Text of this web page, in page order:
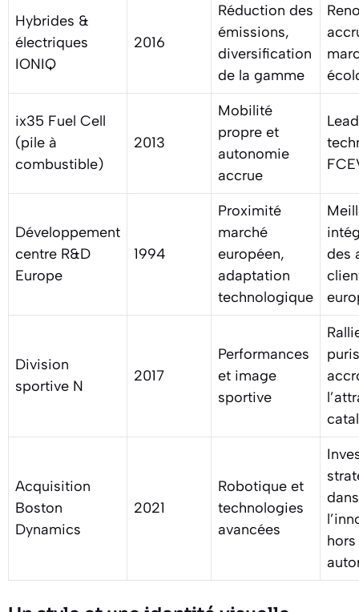
Hybrides &
électriques
IONIQ
2016
Réduction des
émissions,
diversification
de la gamme
ix35 Fuel Cell
(pile à
combustible)
2013
Mobilité
propre et
autonomie
accrue
Développement
centre R&D
Europe
1994
Proximité
marché
européen,
adaptation
technologique
des
Division
sportive N
2017
Performances
et image
sportive
Acquisition
Boston
Dynamics
2021
Robotique et
technologies
avancées
dans
hors